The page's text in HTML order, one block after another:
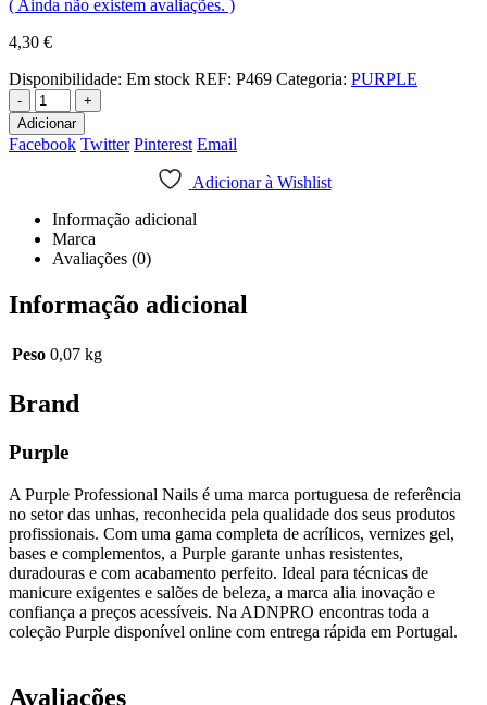
( Ainda não existem avaliações. )
4,30 €
Disponibilidade: Em stock REF: P469 Categoria: PURPLE
-
+
Adicionar
Facebook Twitter Pinterest Email
Adicionar à Wishlist
Informação adicional
Marca
Avaliações (0)
Informação adicional
Peso 0,07 kg
Brand
Purple
A Purple Professional Nails é uma marca portuguesa de referência
no setor das unhas, reconhecida pela qualidade dos seus produtos
profissionais. Com uma gama completa de acrílicos, vernizes gel,
bases e complementos, a Purple garante unhas resistentes,
duradouras e com acabamento perfeito. Ideal para técnicas de
manicure exigentes e salões de beleza, a marca alia inovação e
confiança a preços acessíveis. Na ADNPRO encontras toda a
coleção Purple disponível online com entrega rápida em Portugal.
Avaliações